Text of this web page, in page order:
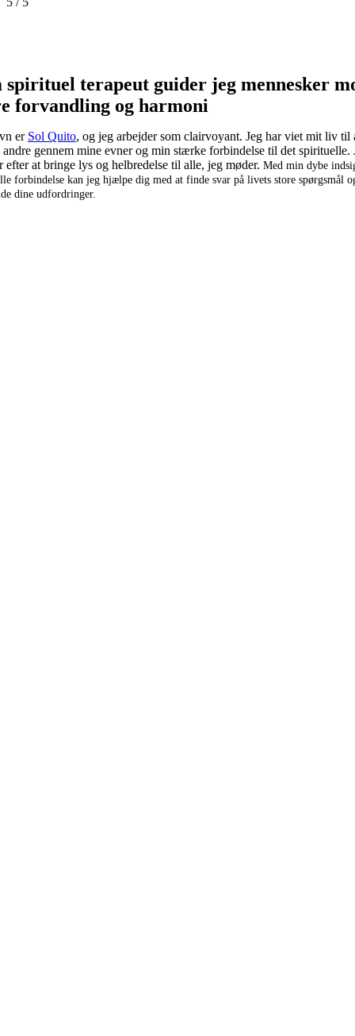
spirituel terapeut guider jeg mennesker
forvandling og harmoni
er Sol Quito, og jeg arbejder som clairvoyant. Jeg har viet mit liv til
gennem mine evner og min stærke forbindelse til det spirituelle.
efter at bringe lys og helbredelse til alle, jeg møder. Med min dybe
forbindelse kan jeg hjælpe dig med at finde svar på livets store spørgsmål
dine udfordringer.